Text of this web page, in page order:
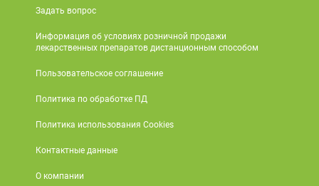
Задать вопрос
Информация об условиях розничной продажи
лекарственных препаратов дистанционным способом
Пользовательское соглашение
Политика по обработке ПД
Политика использования Cookies
Контактные данные
О компании